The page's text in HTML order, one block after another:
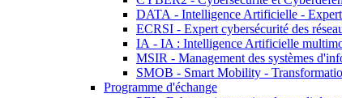
DATA - Intelligence Artificielle -
ECRSI - Expert cybersécurité des
IA - IA : Intelligence Artificielle
MSIR - Management des systèmes
SMOB - Smart Mobility -
Programme d'échange